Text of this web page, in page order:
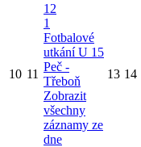
10 11
12
1
Fotbalové
utkání U 15
Peč -
Třeboň
Zobrazit
všechny
záznamy ze
dne
13 14